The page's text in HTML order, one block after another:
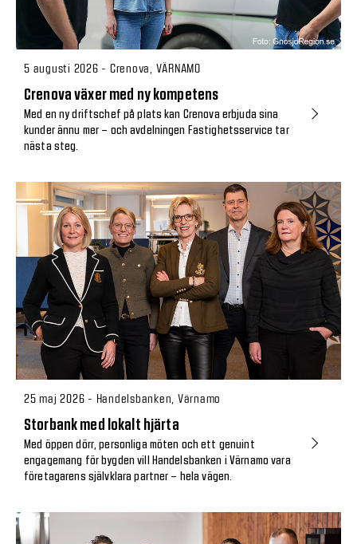
5 augusti 2026 - Crenova, VÄRNAMO
Crenova växer med ny kompetens
Med en ny driftschef på plats kan Crenova erbjuda sina
kunder ännu mer – och avdelningen Fastighetsservice tar
nästa steg.
25 maj 2026 - Handelsbanken, Värnamo
Storbank med lokalt hjärta
Med öppen dörr, personliga möten och ett genuint
engagemang för bygden vill Handelsbanken i Värnamo vara
företagarens självklara partner – hela vägen.